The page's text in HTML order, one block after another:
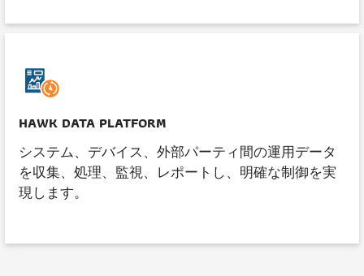
HAWK DATA PLATFORM
システム、デバイス、外部パーティ間の運用データ
を収集、処理、監視、レポートし、明確な制御を実
現します。